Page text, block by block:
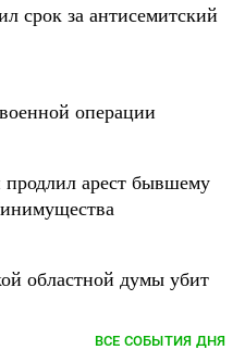
срок за антисемитский
операции
арест бывшему
областной думы убит
ВСЕ СОБЫТИЯ ДНЯ